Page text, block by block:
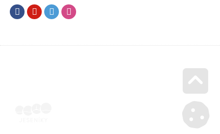
FacebookYoutubeTwitter
Go